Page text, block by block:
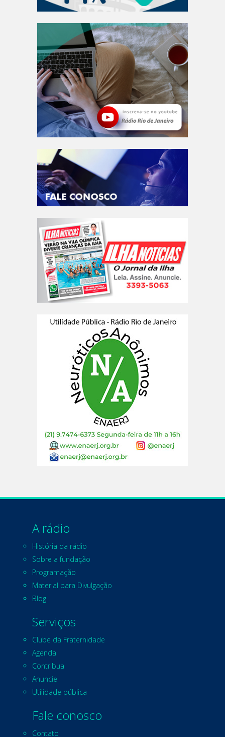
A rádio
História da rádio
Sobre a fundação
Programação
Material para Divulgação
Blog
Serviços
Clube da Fraternidade
Agenda
Contribua
Anuncie
Utilidade pública
Fale conosco
Contato